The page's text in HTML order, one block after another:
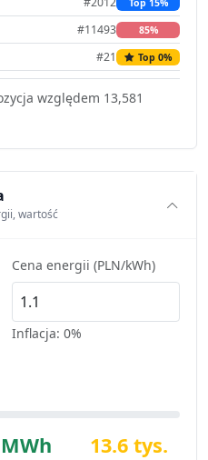
Top 15%
#11493 85%
#21 Top 0%
względem 13,581
wartość
Cena energii (PLN/kWh)
Inflacja: 0%
13.6 tys.